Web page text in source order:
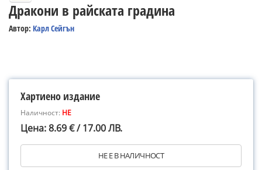
Дракони в райската градина
Автор: Карл Сейгън
Хартиено издание
Наличност: НЕ
Цена: 8.69 € / 17.00 ЛВ.
НЕ Е В НАЛИЧНОСТ